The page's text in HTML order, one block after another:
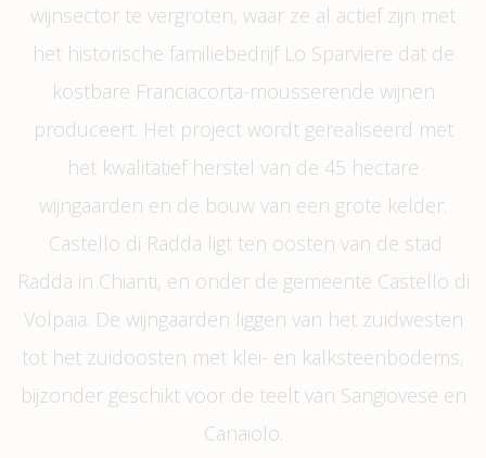
wijnsector te vergroten, waar ze al actief zijn met
het historische familiebedrijf Lo Sparviere dat de
kostbare Franciacorta-mousserende wijnen
produceert. Het project wordt gerealiseerd met
het kwalitatief herstel van de 45 hectare
wijngaarden en de bouw van een grote kelder.
Castello di Radda ligt ten oosten van de stad
Radda in Chianti, en onder de gemeente Castello di
Volpaia. De wijngaarden liggen van het zuidwesten
tot het zuidoosten met klei- en kalksteenbodems,
bijzonder geschikt voor de teelt van Sangiovese en
Canaiolo.